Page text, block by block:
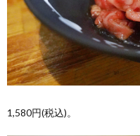
1,580円(税込)。